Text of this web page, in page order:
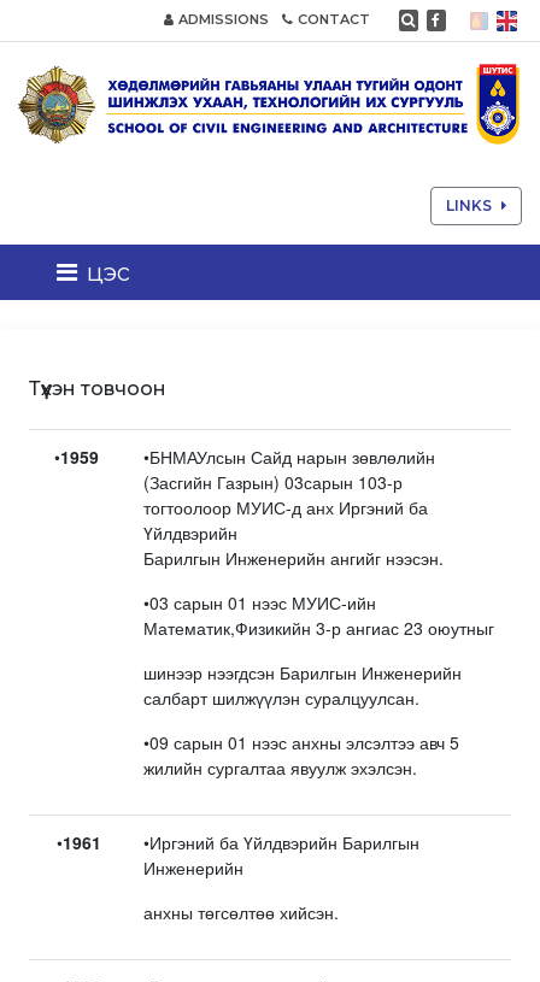
ADMISSIONS CONTACT
LINKS
цэс
Түүхэн товчоон
•1959
•БНМАУлсын Сайд нарын зөвлөлийн
(Засгийн Газрын) 03сарын 103-р
тогтоолоор МУИС-д анх Иргэний ба
Үйлдвэрийн
Барилгын Инженерийн ангийг нээсэн.
•03 сарын 01 нээс МУИС-ийн
Математик,Физикийн 3-р ангиас 23 оюутныг
шинээр нээгдсэн Барилгын Инженерийн
салбарт шилжүүлэн суралцуулсан.
•09 сарын 01 нээс анхны элсэлтээ авч 5
жилийн сургалтаа явуулж эхэлсэн.
•1961
•Иргэний ба Үйлдвэрийн Барилгын
Инженерийн
анхны төгсөлтөө хийсэн.